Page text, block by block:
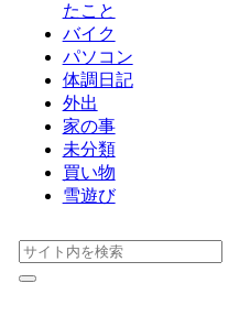
たこと
バイク
パソコン
体調日記
外出
家の事
未分類
買い物
雪遊び